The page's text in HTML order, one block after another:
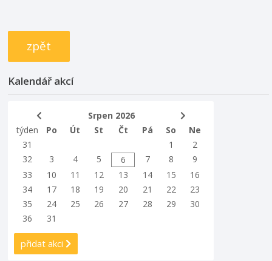
zpět
Kalendář akcí
Srpen 2026
týden
Po Út St Čt Pá So
Ne
31
1
2
32
3 4 5 6 7 8
9
33
10 11 12 13 14 15
16
34
17 18 19 20 21 22
23
35
24 25 26 27 28 29
30
36
31
přidat akci